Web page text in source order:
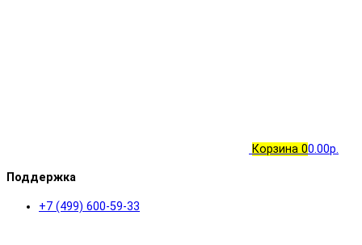
Корзина 00.00р.
Поддержка
+7 (499) 600-59-33